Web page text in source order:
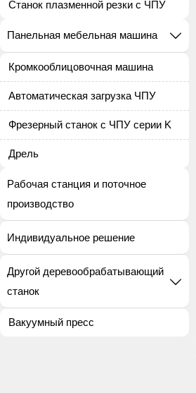
Станок плазменной резки с ЧПУ
Панельная мебельная машина 
Кромкооблицовочная машина
Автоматическая загрузка ЧПУ
Фрезерный станок с ЧПУ серии K
Дрель
Рабочая станция и поточное
производство
Индивидуальное решение
Другой деревообрабатывающий
станок

Вакуумный пресс